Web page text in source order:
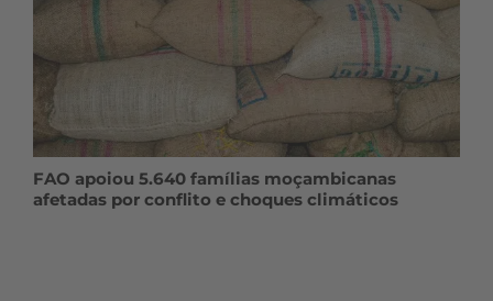
FAO apoiou 5.640 famílias moçambicanas
afetadas por conflito e choques climáticos